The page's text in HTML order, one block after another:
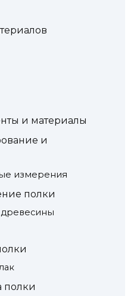
и материалы
и
измерения
полки
полки